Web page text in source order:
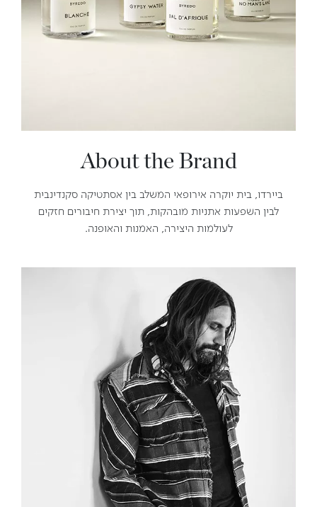
About the Brand
ביירדו, בית יוקרה אירופאי המשלב בין אסתטיקה סקנדינבית
לבין השפעות אתניות מובהקות, תוך יצירת חיבורים חזקים
לעולמות היצירה, האמנות והאופנה.